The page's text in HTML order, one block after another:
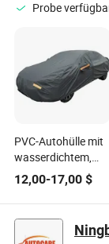
Probe
PVC-Autohülle mit
wasserdichtem,
UV-beständigem
Material und
Reißverschluss-Tür
12,00-17,00 $